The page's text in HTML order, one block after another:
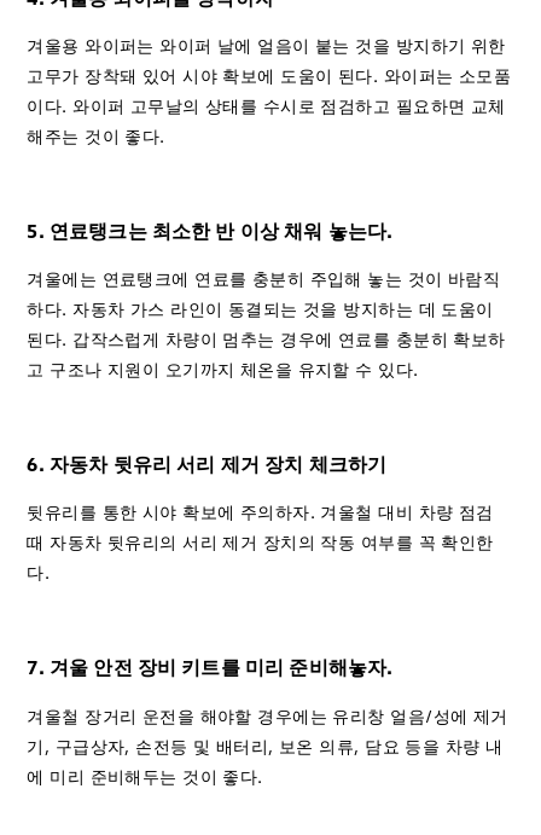
겨울용 와이퍼는 와이퍼 날에 얼음이 붙는 것을 방지하기 위한
고무가 장착돼 있어 시야 확보에 도움이 된다. 와이퍼는 소모품
이다. 와이퍼 고무날의 상태를 수시로 점검하고 필요하면 교체
해주는 것이 좋다.
5. 연료탱크는 최소한 반 이상 채워 놓는다.
겨울에는 연료탱크에 연료를 충분히 주입해 놓는 것이 바람직
하다. 자동차 가스 라인이 동결되는 것을 방지하는 데 도움이
된다. 갑작스럽게 차량이 멈추는 경우에 연료를 충분히 확보하
고 구조나 지원이 오기까지 체온을 유지할 수 있다.
6. 자동차 뒷유리 서리 제거 장치 체크하기
뒷유리를 통한 시야 확보에 주의하자. 겨울철 대비 차량 점검
때 자동차 뒷유리의 서리 제거 장치의 작동 여부를 꼭 확인한
다.
7. 겨울 안전 장비 키트를 미리 준비해놓자.
겨울철 장거리 운전을 해야할 경우에는 유리창 얼음/성에 제거
기, 구급상자, 손전등 및 배터리, 보온 의류, 담요 등을 차량 내
에 미리 준비해두는 것이 좋다.